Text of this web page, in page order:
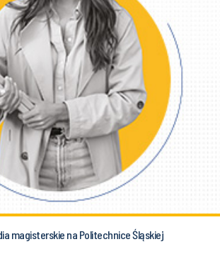
magisterskie na Politechnice Śląskiej